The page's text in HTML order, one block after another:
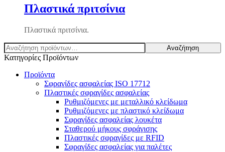
Πλαστικά πριτσίνια
Πλαστικά πριτσίνια.
Αναζήτηση
για:
Αναζήτηση
Κατηγορίες Προϊόντων
Προϊόντα
Σφραγίδες ασφαλείας ISO 17712
Πλαστικές σφραγίδες ασφαλείας
Ρυθμιζόμενες με μεταλλικό κλείδωμα
Ρυθμιζόμενες με πλαστικό κλείδωμα
Σφραγίδες ασφαλείας λουκέτα
Σταθερού μήκους σφράγισης
Πλαστικές σφραγίδες με RFID
Σφραγίδες ασφαλείας για παλέτες